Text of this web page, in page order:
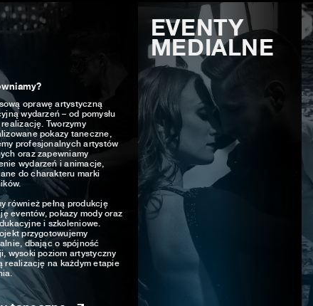
oprawę artystyczną
wydarzeń – od pomysłu
realizację. Tworzymy
pokazy taneczne,
profesjonalnych artystów
oraz zapewniamy
wydarzeń i animacje,
do charakteru marki
również pełną produkcję
eventów, pokazy mody oraz
i szkoleniowe.
przygotowujemy
dbając o spójność
wysoki poziom artystyczny
realizację na każdym etapie
EVENTY
MEDIALNE